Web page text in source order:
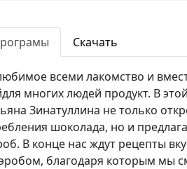
Скачать
всеми лакомство и
многих людей продукт. В
Зинатуллина не только
шоколада, но и
В конце нас ждут рецепты
благодаря которым мы